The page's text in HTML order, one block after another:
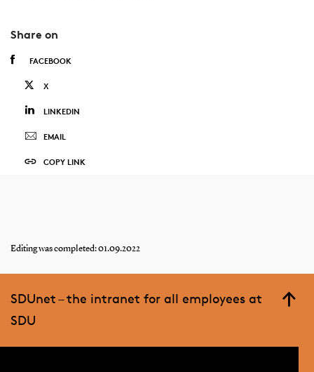
Share on
FACEBOOK
X
LINKEDIN
EMAIL
COPY LINK
Editing was completed: 01.09.2022
SDUnet – the intranet for all employees at
SDU